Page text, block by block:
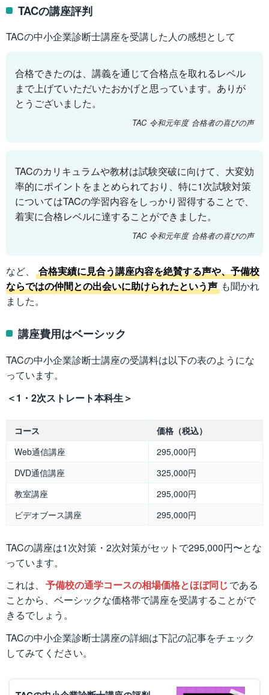
TACの講座評判
TACの中小企業診断士講座を受講した人の感想として
合格できたのは、講義を通じて合格点を取れるレベル
まで上げていただいたおかげと思っています。ありが
とうございました。
TAC 令和元年度 合格者の喜びの声
TACのカリキュラムや教材は試験突破に向けて、大変効
率的にポイントをまとめられており、特に1次試験対策
についてはTACの学習内容をしっかり習得することで、
着実に合格レベルに達することができました。
TAC 令和元年度 合格者の喜びの声
など、
合格実績に見合う講座内容を絶賛する声や、予備校
ならではの仲間との出会いに助けられたという声 も聞かれ
ました。
講座費用はベーシック
TACの中小企業診断士講座の受講料は以下の表のようにな
っています。
＜1・2次ストレート本科生＞
コース
価格（税込）
Web通信講座
295,000円
DVD通信講座
325,000円
教室講座
295,000円
ビデオブース講座
295,000円
TACの講座は1次対策・2次対策がセットで295,000円〜とな
っています。
これは、 予備校の通学コースの相場価格とほぼ同じである
ことから、ベーシックな価格帯で講座を受講することがで
きるでしょう。
TACの中小企業診断士講座の詳細は下記の記事をチェック
してみてください。